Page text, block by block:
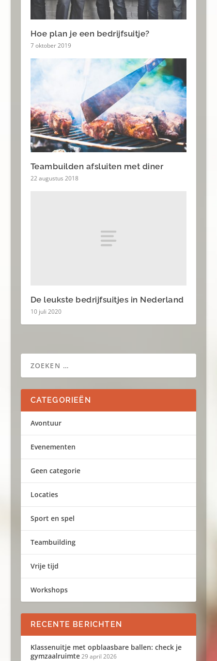
Hoe plan je een bedrijfsuitje?
7 oktober 2019
Teambuilden afsluiten met diner
22 augustus 2018
De leukste bedrijfsuitjes in Nederland
10 juli 2020
CATEGORIEËN
Avontuur
Evenementen
Geen categorie
Locaties
Sport en spel
Teambuilding
Vrije tijd
Workshops
RECENTE BERICHTEN
Klassenuitje met opblaasbare ballen: check je
gymzaalruimte 29 april 2026